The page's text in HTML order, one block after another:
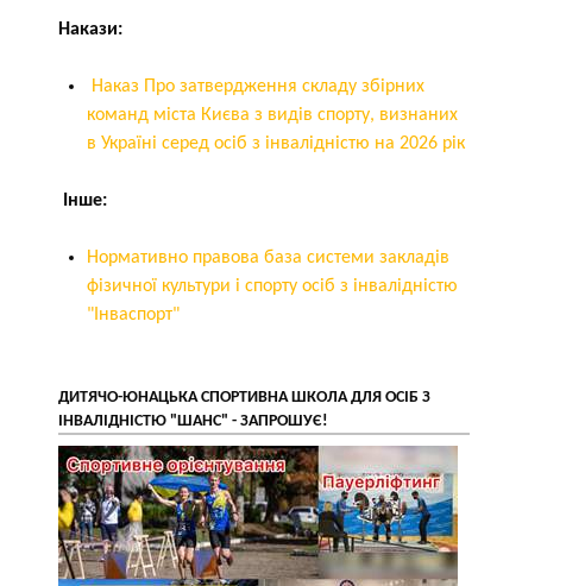
Накази:
Наказ Про затвердження складу збірних
команд міста Києва з видів спорту, визнаних
в Україні серед осіб з інвалідністю на 2026 рік
Інше:
Нормативно правова база системи закладів
фізичної культури і спорту осіб з інвалідністю
"Інваспорт"
ДИТЯЧО-ЮНАЦЬКА СПОРТИВНА ШКОЛА ДЛЯ ОСІБ З
ІНВАЛІДНІСТЮ "ШАНС" - ЗАПРОШУЄ!